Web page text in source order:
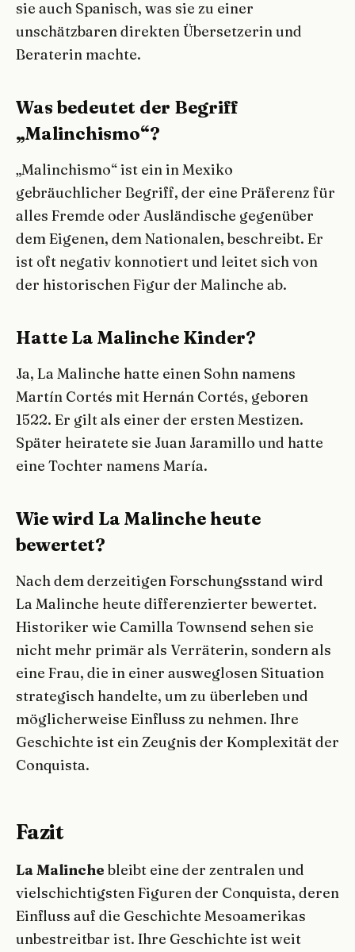
sie auch Spanisch, was sie zu einer
unschätzbaren direkten Übersetzerin und
Beraterin machte.
Was bedeutet der Begriff
„Malinchismo“?
„Malinchismo“ ist ein in Mexiko
gebräuchlicher Begriff, der eine Präferenz für
alles Fremde oder Ausländische gegenüber
dem Eigenen, dem Nationalen, beschreibt. Er
ist oft negativ konnotiert und leitet sich von
der historischen Figur der Malinche ab.
Hatte La Malinche Kinder?
Ja, La Malinche hatte einen Sohn namens
Martín Cortés mit Hernán Cortés, geboren
1522. Er gilt als einer der ersten Mestizen.
Später heiratete sie Juan Jaramillo und hatte
eine Tochter namens María.
Wie wird La Malinche heute
bewertet?
Nach dem derzeitigen Forschungsstand wird
La Malinche heute differenzierter bewertet.
Historiker wie Camilla Townsend sehen sie
nicht mehr primär als Verräterin, sondern als
eine Frau, die in einer ausweglosen Situation
strategisch handelte, um zu überleben und
möglicherweise Einfluss zu nehmen. Ihre
Geschichte ist ein Zeugnis der Komplexität der
Conquista.
Fazit
La Malinche bleibt eine der zentralen und
vielschichtigsten Figuren der Conquista, deren
Einfluss auf die Geschichte Mesoamerikas
unbestreitbar ist. Ihre Geschichte ist weit